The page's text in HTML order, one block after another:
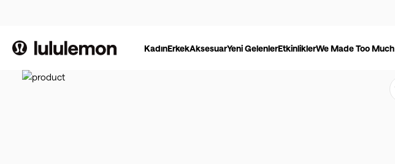
KadınErkekAksesuarYeni GelenlerEtkinliklerWe Made Too Much